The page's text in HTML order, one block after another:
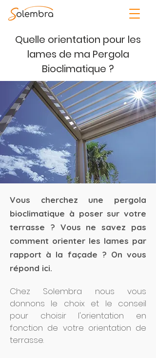
Quelle orientation pour les
lames de ma Pergola
Bioclimatique ?
Vous cherchez une pergola
bioclimatique à poser sur votre
terrasse ? Vous ne savez pas
comment orienter les lames par
rapport à la façade ? On vous
répond ici.
Chez Solembra nous vous
donnons le choix et le conseil
pour choisir l'orientation en
fonction de votre orientation de
terrasse.